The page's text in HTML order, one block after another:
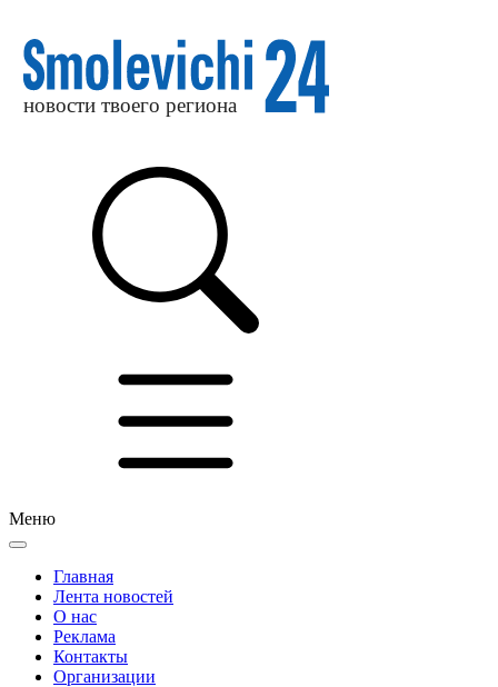
Меню
Главная
Лента новостей
О нас
Реклама
Контакты
Организации